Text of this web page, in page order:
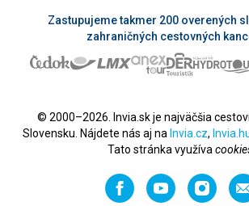
Zastupujeme takmer 200 overených
zahraničných cestovných
© 2000–2026. Invia.sk je najväčšia
Slovensku. Nájdete nás aj na Invia.cz,
Tato stránka využíva
FacebookYouTube